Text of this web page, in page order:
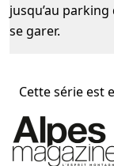
jusqu’au
se garer.
Cette série est